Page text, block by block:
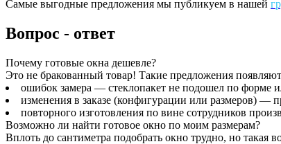
Самые выгодные предложения мы публикуем в нашей
Вопрос - ответ
Почему готовые окна дешевле?
Это не бракованный товар! Такие предложения
ошибок замера — стеклопакет не подошел по форме
изменения в заказе (конфигурации или размеров) —
повторного изготовления по вине сотрудников
Возможно ли найти готовое окно по моим размерам?
Вплоть до сантиметра подобрать окно трудно, но такая